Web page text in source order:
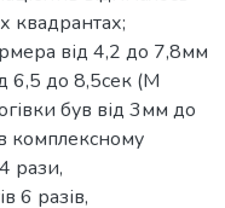
квадрантах;
від 4,2 до 7,8мм
6,5 до 8,5сек (М
був від 3мм до
комплексному
рази,
6 разів,